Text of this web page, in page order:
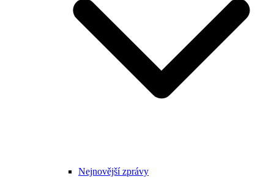
Nejnovější zprávy